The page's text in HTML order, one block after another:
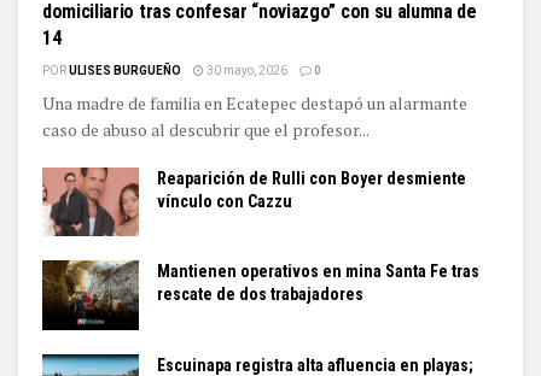
domiciliario tras confesar “noviazgo” con su alumna de
14
PORULISES BURGUEÑO 30 mayo, 2026 0
Una madre de familia en Ecatepec destapó un alarmante
caso de abuso al descubrir que el profesor...
Reaparición de Rulli con Boyer desmiente
vínculo con Cazzu
Mantienen operativos en mina Santa Fe tras
rescate de dos trabajadores
Escuinapa registra alta afluencia en playas;